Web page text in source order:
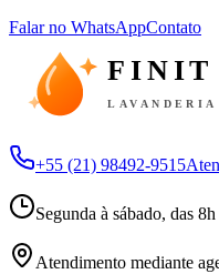
Falar no WhatsAppContato
FINIT
+55 (21) 98492-9515
Segunda à sábado, das
Atendimento mediante